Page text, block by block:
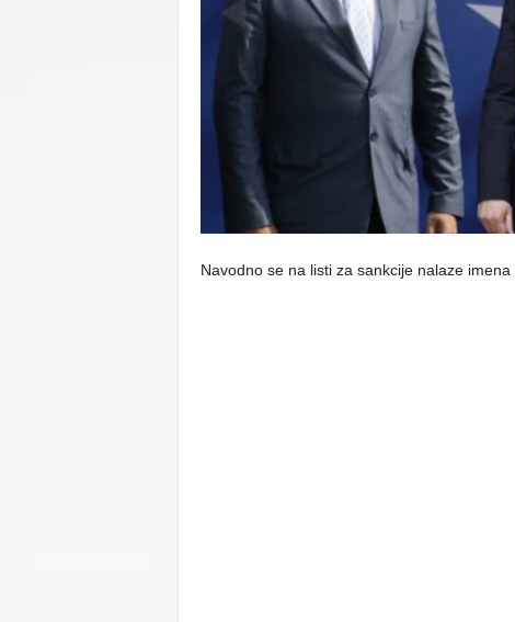
Navodno se na listi za sankcije nalaze